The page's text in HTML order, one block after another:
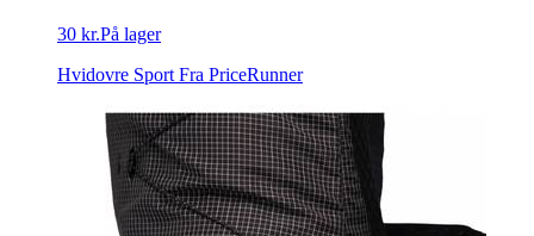
30 kr.På lager
Hvidovre Sport Fra PriceRunner